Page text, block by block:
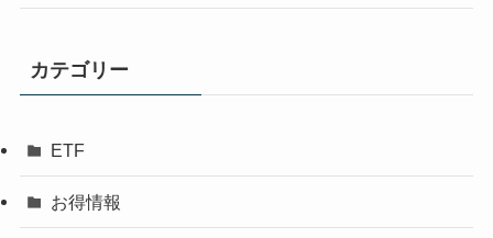
カテゴリー
ETF
お得情報